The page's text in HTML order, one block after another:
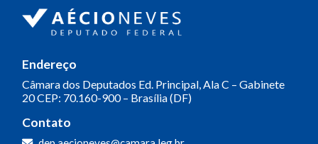
Endereço
Câmara dos Deputados Ed. Principal, Ala C – Gabinete
20CEP: 70.160-900 – Brasília (DF)
Contato